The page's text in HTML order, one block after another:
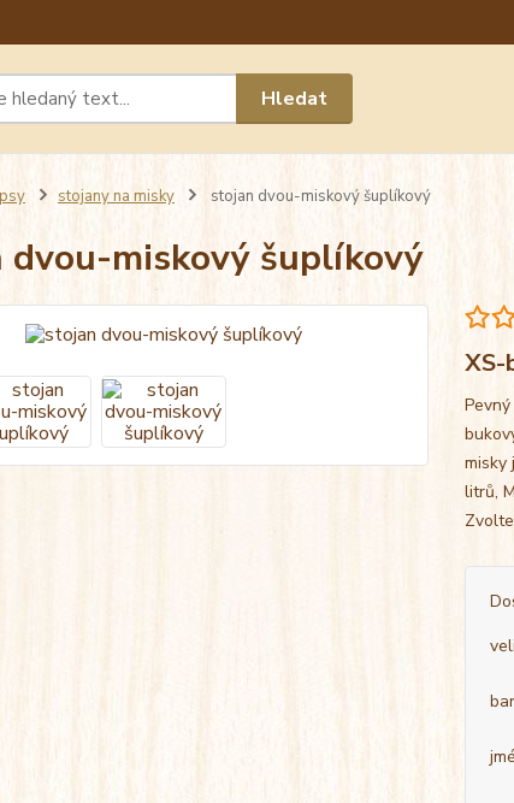
Hledat
stojany na misky stojan dvou-miskový šuplíkový
dvou-miskový šuplíkový
XS-
misky
litrů,